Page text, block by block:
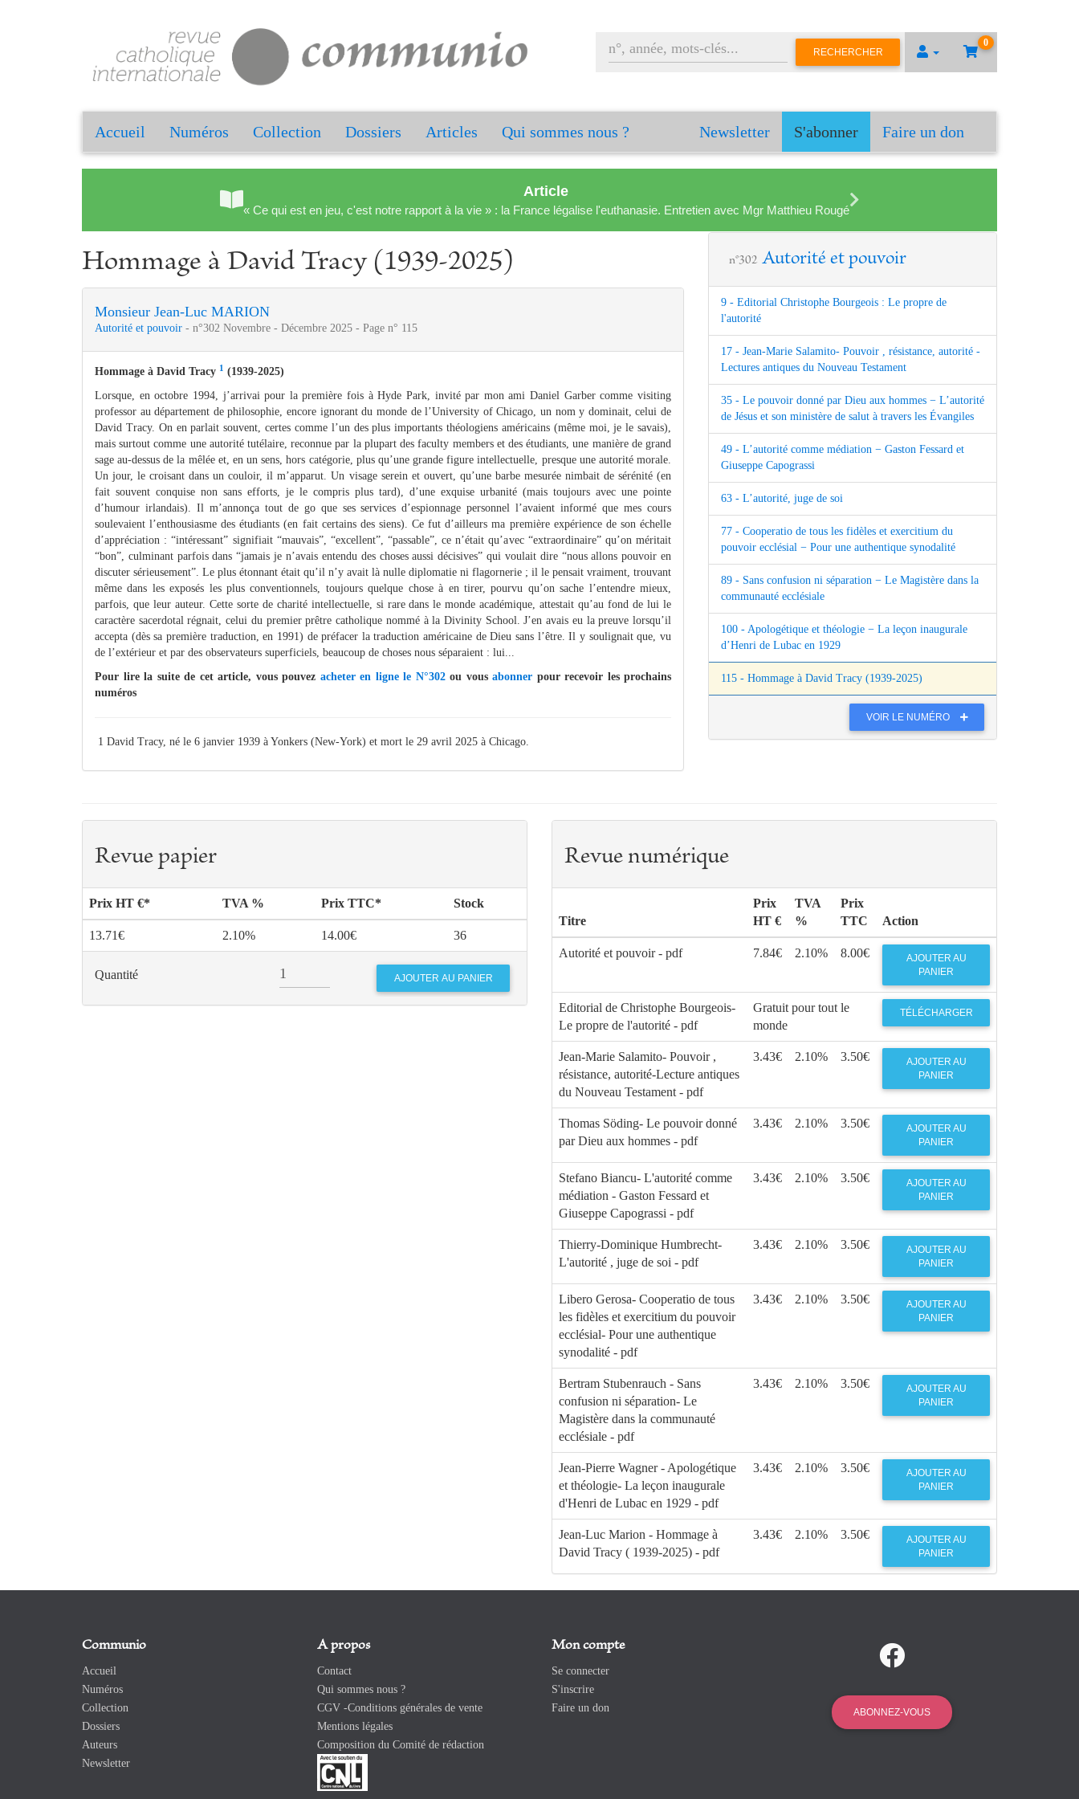
0
RECHERCHER
Accueil Numéros Collection Dossiers Articles Qui sommes nous ? Newsletter S'abonner Faire un don
Article
« Ce qui est en jeu, c'est notre rapport à la vie » : la France légalise l'euthanasie. Entretien avec Mgr Matthieu Rougé
Hommage à David Tracy (1939-2025)
Monsieur Jean-Luc MARION
Autorité et pouvoir - n°302 Novembre - Décembre 2025 - Page n° 115
Hommage à David Tracy 1
(1939-2025)
Lorsque, en octobre 1994, j’arrivai pour la première fois à Hyde Park, invité par mon ami Daniel Garber comme visiting
professor au département de philosophie, encore ignorant du monde de l’University of Chicago, un nom y dominait, celui de
David Tracy. On en parlait souvent, certes comme l’un des plus importants théologiens américains (même moi, je le savais),
mais surtout comme une autorité tutélaire, reconnue par la plupart des faculty members et des étudiants, une manière de grand
sage au-dessus de la mêlée et, en un sens, hors catégorie, plus qu’une grande figure intellectuelle, presque une autorité morale.
Un jour, le croisant dans un couloir, il m’apparut. Un visage serein et ouvert, qu’une barbe mesurée nimbait de sérénité (en
fait souvent conquise non sans efforts, je le compris plus tard), d’une exquise urbanité (mais toujours avec une pointe
d’humour irlandais). Il m’annonça tout de go que ses services d’espionnage personnel l’avaient informé que mes cours
soulevaient l’enthousiasme des étudiants (en fait certains des siens). Ce fut d’ailleurs ma première expérience de son échelle
d’appréciation : “intéressant” signifiait “mauvais”, “excellent”, “passable”, ce n’était qu’avec “extraordinaire” qu’on méritait
“bon”, culminant parfois dans “jamais je n’avais entendu des choses aussi décisives” qui voulait dire “nous allons pouvoir en
discuter sérieusement”. Le plus étonnant était qu’il n’y avait là nulle diplomatie ni flagornerie ; il le pensait vraiment, trouvant
même dans les exposés les plus conventionnels, toujours quelque chose à en tirer, pourvu qu’on sache l’entendre mieux,
parfois, que leur auteur. Cette sorte de charité intellectuelle, si rare dans le monde académique, attestait qu’au fond de lui le
caractère sacerdotal régnait, celui du premier prêtre catholique nommé à la Divinity School. J’en avais eu la preuve lorsqu’il
accepta (dès sa première traduction, en 1991) de préfacer la traduction américaine de Dieu sans l’être. Il y soulignait que, vu
de l’extérieur et par des observateurs superficiels, beaucoup de choses nous séparaient : lui...
Pour lire la suite de cet article, vous pouvez acheter en ligne le N°302ou vous abonner pour recevoir les prochains
numéros
1 David Tracy, né le 6 janvier 1939 à Yonkers (New-York) et mort le 29 avril 2025 à Chicago.
n°302 Autorité et pouvoir
9 - Editorial Christophe Bourgeois : Le propre de
l'autorité
17 - Jean-Marie Salamito- Pouvoir , résistance, autorité -
Lectures antiques du Nouveau Testament
35 - Le pouvoir donné par Dieu aux hommes − L’autorité
de Jésus et son ministère de salut à travers les Évangiles
49 - L’autorité comme médiation − Gaston Fessard et
Giuseppe Capograssi
63 - L’autorité, juge de soi
77 - Cooperatio de tous les fidèles et exercitium du
pouvoir ecclésial − Pour une authentique synodalité
89 - Sans confusion ni séparation − Le Magistère dans la
communauté ecclésiale
100 - Apologétique et théologie − La leçon inaugurale
d’Henri de Lubac en 1929
115 - Hommage à David Tracy (1939-2025)
VOIR LE NUMÉRO
Revue papier
Prix HT €* TVA % Prix TTC* Stock
13.71€ 2.10% 14.00€ 36
Quantité
Revue numérique
Titre
Prix
HT €
TVA
%
Prix
TTC
Action
Autorité et pouvoir - pdf 7.84€ 2.10% 8.00€
AJOUTER AU
PANIER
Editorial de Christophe Bourgeois-
Le propre de l'autorité - pdf
Gratuit pour tout le
monde
TÉLÉCHARGER
Jean-Marie Salamito- Pouvoir ,
résistance, autorité-Lecture antiques
du Nouveau Testament - pdf
3.43€ 2.10% 3.50€
AJOUTER AU
PANIER
Thomas Söding- Le pouvoir donné
par Dieu aux hommes - pdf
3.43€ 2.10% 3.50€
AJOUTER AU
PANIER
Stefano Biancu- L'autorité comme
médiation - Gaston Fessard et
Giuseppe Capograssi - pdf
3.43€ 2.10% 3.50€
AJOUTER AU
PANIER
Thierry-Dominique Humbrecht-
L'autorité , juge de soi - pdf
3.43€ 2.10% 3.50€
AJOUTER AU
PANIER
Libero Gerosa- Cooperatio de tous
les fidèles et exercitium du pouvoir
ecclésial- Pour une authentique
synodalité - pdf
3.43€ 2.10% 3.50€
AJOUTER AU
PANIER
Bertram Stubenrauch - Sans
confusion ni séparation- Le
Magistère dans la communauté
ecclésiale - pdf
3.43€ 2.10% 3.50€
AJOUTER AU
PANIER
Jean-Pierre Wagner - Apologétique
et théologie- La leçon inaugurale
d'Henri de Lubac en 1929 - pdf
3.43€ 2.10% 3.50€
AJOUTER AU
PANIER
Jean-Luc Marion - Hommage à
David Tracy ( 1939-2025) - pdf
3.43€ 2.10% 3.50€
AJOUTER AU
PANIER
Communio
Accueil
Numéros
Collection
Dossiers
Auteurs
Newsletter
A propos
Contact
Qui sommes nous ?
CGV -Conditions générales de vente
Mentions légales
Composition du Comité de rédaction
Mon compte
Se connecter
S'inscrire
Faire un don
ABONNEZ-VOUS